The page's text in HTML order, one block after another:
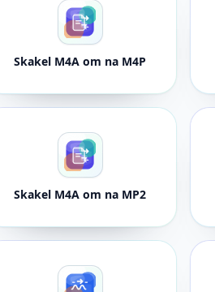
Skakel M4A om na M4P
Skakel M4A om na MP2